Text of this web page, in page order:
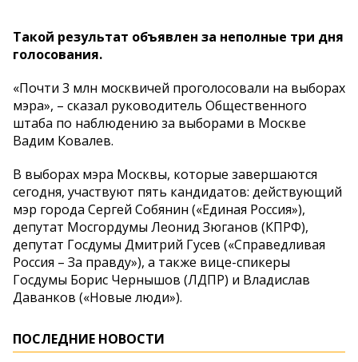
Такой результат объявлен за неполные три дня
голосования.
«Почти 3 млн москвичей проголосовали на выборах
мэра», – сказал руководитель Общественного
штаба по наблюдению за выборами в Москве
Вадим Ковалев.
В выборах мэра Москвы, которые завершаются
сегодня, участвуют пять кандидатов: действующий
мэр города Сергей Собянин («Единая Россия»),
депутат Мосгордумы Леонид Зюганов (КПРФ),
депутат Госдумы Дмитрий Гусев («Справедливая
Россия – За правду»), а также вице-спикеры
Госдумы Борис Чернышов (ЛДПР) и Владислав
Даванков («Новые люди»).
ПОСЛЕДНИЕ НОВОСТИ